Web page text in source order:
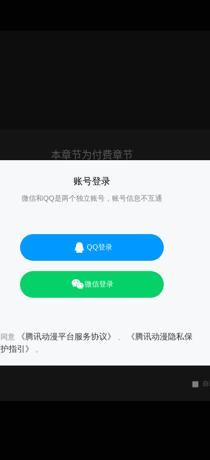
账号登录
微信和QQ是两个独立账号，账号信息不互通
QQ登录
微信登录
同意 《腾讯动漫平台服务协议》
《腾讯动漫隐私保
护指引》
。